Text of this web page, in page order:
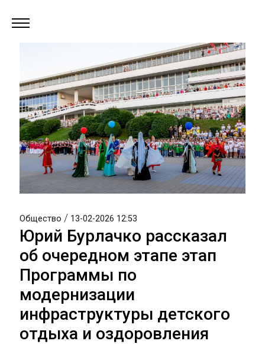
Общество / 13-02-2026 12:53
Юрий Бурлачко рассказал
об очередном этапе этап
Программы по
модернизации
инфраструктуры детского
отдыха и оздоровления